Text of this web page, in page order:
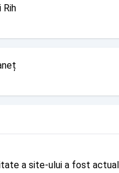
Rih
a site-ului a fost